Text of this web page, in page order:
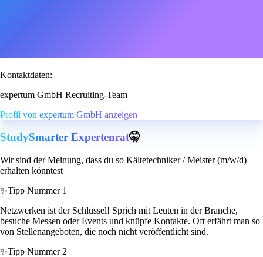
Kontaktdaten:
expertum GmbH Recruiting-Team
Profil von expertum GmbH anzeigen
StudySmarter Expertenrat🤫
Wir sind der Meinung, dass du so Kältetechniker / Meister (m/w/d)
erhalten könntest
✨Tipp Nummer 1
Netzwerken ist der Schlüssel! Sprich mit Leuten in der Branche,
besuche Messen oder Events und knüpfe Kontakte. Oft erfährt man so
von Stellenangeboten, die noch nicht veröffentlicht sind.
✨Tipp Nummer 2